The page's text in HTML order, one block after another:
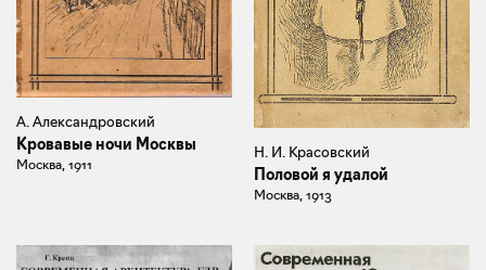
А. Александровский
Кровавые ночи Москвы
Москва, 1911
Н. И. Красовский
Половой я удалой
Москва, 1913